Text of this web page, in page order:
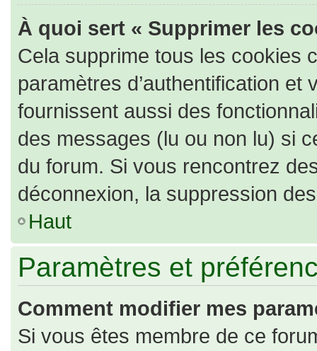
À quoi sert « Supprimer les
Cela supprime tous les cookies
paramètres d’authentification
fournissent aussi des
des messages (lu ou non lu) si
du forum. Si vous rencontrez
déconnexion, la suppression
Haut
Paramètres et
Comment modifier mes
Si vous êtes membre de ce